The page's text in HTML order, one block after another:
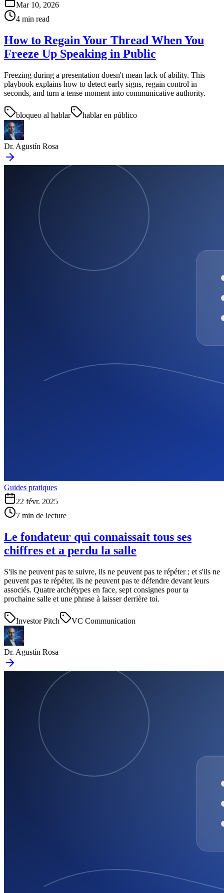
Mar 10, 2026
4 min read
How to Regain Your Thread When You
Freeze Up Speaking in Public
Freezing during a presentation doesn't mean lack of ability. This
playbook explains how to detect early signs, regain control in
seconds, and turn a tense moment into communicative authority.
bloqueo al hablar hablar en público
Dr. Agustín Rosa
Guides pratiques
22 févr. 2025
7 min de lecture
Le fondateur qui connaissait tous ses
chiffres et a perdu la salle
S'ils ne peuvent pas te suivre, ils ne peuvent pas te répéter ; et s'ils ne
peuvent pas te répéter, ils ne peuvent pas te défendre devant leurs
associés. Quatre archétypes en face, sept consignes pour ta
prochaine salle et une phrase à laisser derrière toi.
Investor Pitch VC Communication
Dr. Agustín Rosa